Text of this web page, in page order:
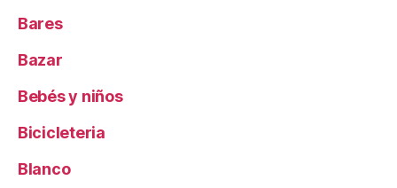
Bares
Bazar
Bebés y niños
Bicicleteria
Blanco